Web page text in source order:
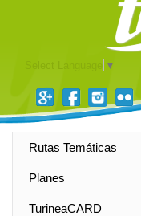
▼
Rutas Temáticas
Planes
TurineaCARD